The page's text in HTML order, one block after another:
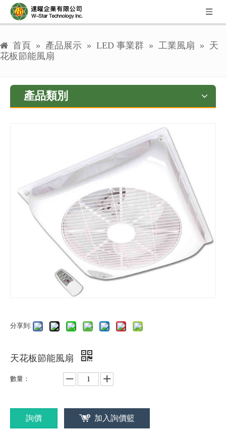
首頁 » 產品展示 » LED 事業群 » 工業風扇 » 天
花板節能風扇
產品類別
分享到:
天花板節能風扇
數量：
詢價 加入詢價籃